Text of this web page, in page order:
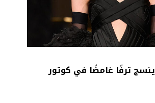
Elie Saab ينسج ترفًا غامضًا في كوتور